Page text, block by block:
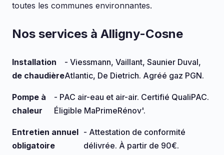
toutes les communes environnantes.
Nos services à Alligny-Cosne
Installation
de chaudière
- Viessmann, Vaillant, Saunier Duval,
Atlantic, De Dietrich. Agréé gaz PGN.
Pompe à
chaleur
- PAC air-eau et air-air. Certifié QualiPAC.
Éligible MaPrimeRénov'.
Entretien annuel
obligatoire
- Attestation de conformité
délivrée. À partir de 90€.